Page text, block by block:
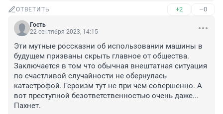
ОТВЕТИТЬ +2 –0
Гость
22 сентября 2023, 14:15
Эти мутные россказни об использовании машины в
будущем призваны скрыть главное от общества.
Заключается в том что обычная внештатная ситуация
по счастливой случайности не обернулась
катастрофой. Героизм тут не при чем совершенно. А
вот преступной безответственностью очень даже...
Пахнет.